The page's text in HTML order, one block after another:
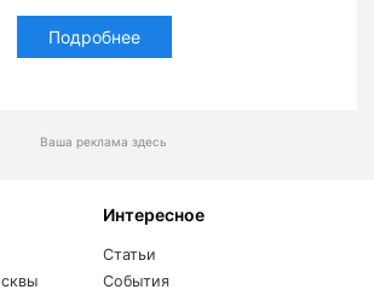
Подробнее
Ваша реклама здесь
Интересное
Статьи
События